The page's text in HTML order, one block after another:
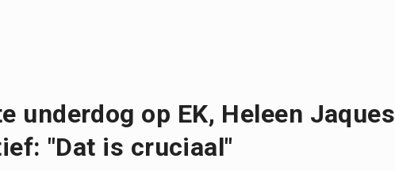
underdog op EK, Heleen Jaques
"Dat is cruciaal"